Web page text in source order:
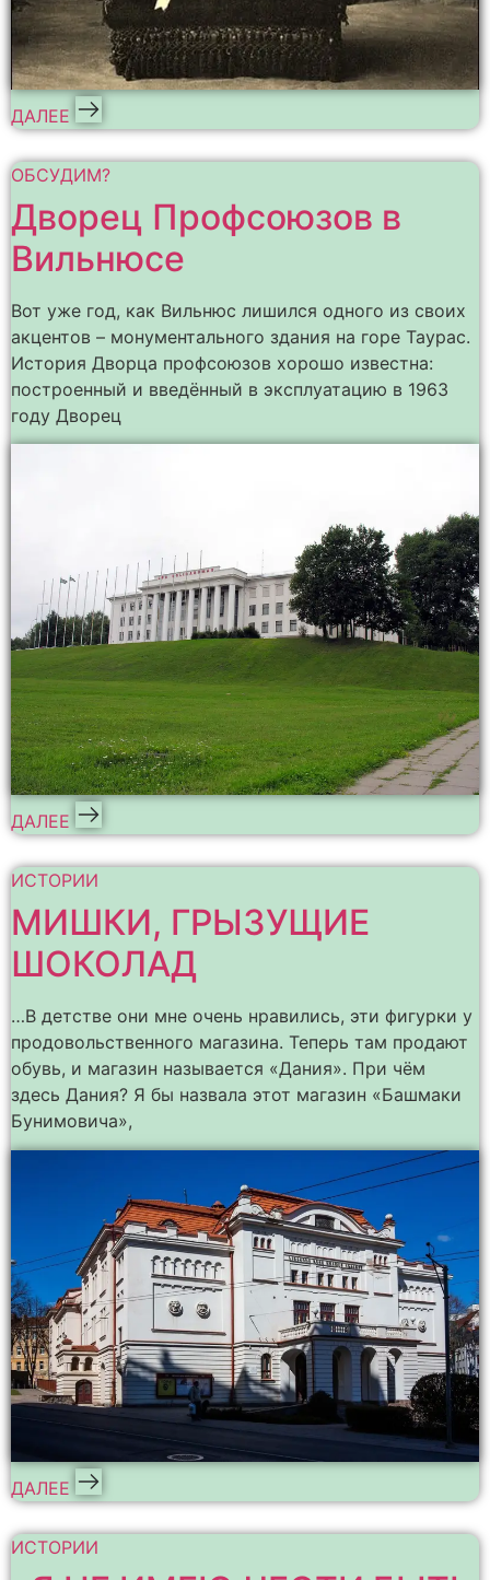
ДАЛЕЕ
ОБСУДИМ?
Дворец Профсоюзов в
Вильнюсе
Вот уже год, как Вильнюс лишился одного из своих
акцентов – монументального здания на горе Таурас.
История Дворца профсоюзов хорошо известна:
построенный и введённый в эксплуатацию в 1963
году Дворец
ДАЛЕЕ
ИСТОРИИ
МИШКИ, ГРЫЗУЩИЕ
ШОКОЛАД
…В детстве они мне очень нравились, эти фигурки у
продовольственного магазина. Теперь там продают
обувь, и магазин называется «Дания». При чём
здесь Дания? Я бы назвала этот магазин «Башмаки
Бунимовича»,
ДАЛЕЕ
ИСТОРИИ